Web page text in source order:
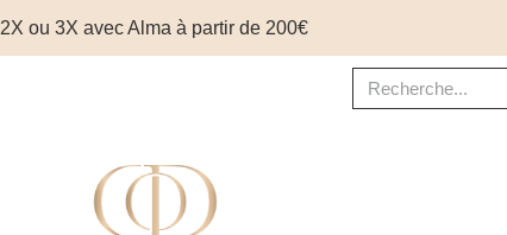
2X ou 3X avec Alma à partir de 200€